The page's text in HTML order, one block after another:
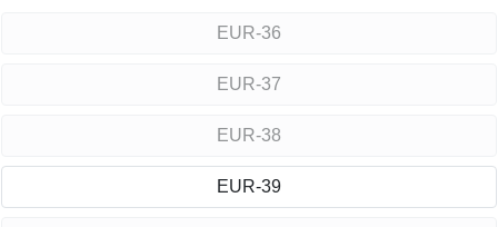
EUR-36
EUR-37
EUR-38
EUR-39